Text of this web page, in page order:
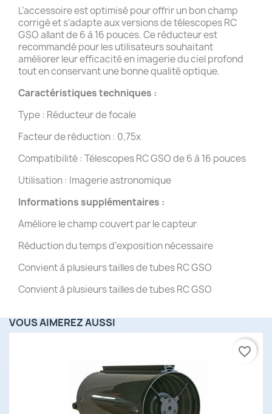
L’accessoire est optimisé pour offrir un bon champ
corrigé et s’adapte aux versions de télescopes RC
GSO allant de 6 à 16 pouces. Ce réducteur est
recommandé pour les utilisateurs souhaitant
améliorer leur efficacité en imagerie du ciel profond
tout en conservant une bonne qualité optique.
Caractéristiques techniques :
Type : Réducteur de focale
Facteur de réduction : 0,75x
Compatibilité : Télescopes RC GSO de 6 à 16 pouces
Utilisation : Imagerie astronomique
Informations supplémentaires :
Améliore le champ couvert par le capteur
Réduction du temps d’exposition nécessaire
Convient à plusieurs tailles de tubes RC GSO
Convient à plusieurs tailles de tubes RC GSO
VOUS AIMEREZ AUSSI
favorite_border